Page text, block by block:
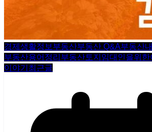
경제생활정보 부동산부동산 Q&A부동산
부동산용어정리 부동산토지 임대인을위한
이야기 최근글